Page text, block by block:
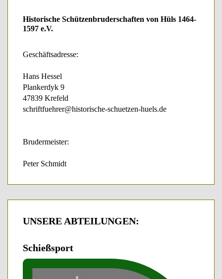
Historische Schützenbruderschaften von Hüls 1464-
1597 e.V.
Geschäftsadresse:
Hans Hessel
Plankerdyk 9
47839 Krefeld
schriftfuehrer@historische-schuetzen-huels.de
Brudermeister:
Peter Schmidt
UNSERE ABTEILUNGEN:
Schießsport